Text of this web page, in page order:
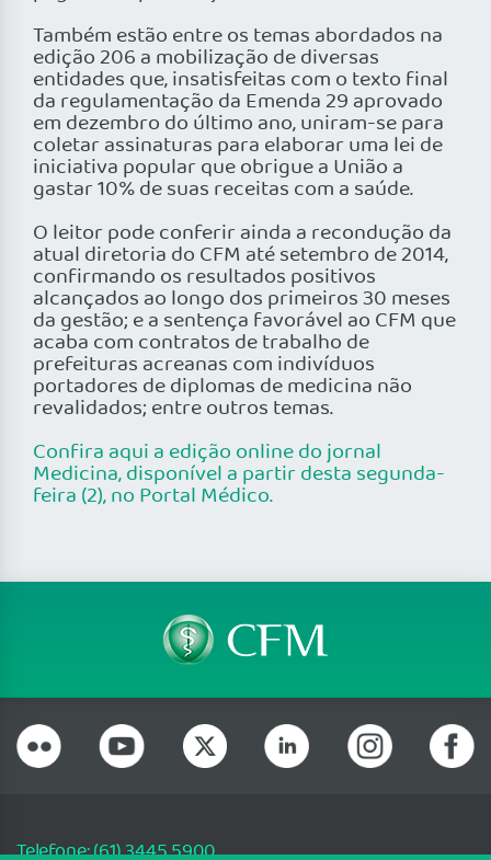
Também estão entre os temas abordados na
edição 206 a mobilização de diversas
entidades que, insatisfeitas com o texto final
da regulamentação da Emenda 29 aprovado
em dezembro do último ano, uniram-se para
coletar assinaturas para elaborar uma lei de
iniciativa popular que obrigue a União a
gastar 10% de suas receitas com a saúde.
O leitor pode conferir ainda a recondução da
atual diretoria do CFM até setembro de 2014,
confirmando os resultados positivos
alcançados ao longo dos primeiros 30 meses
da gestão; e a sentença favorável ao CFM que
acaba com contratos de trabalho de
prefeituras acreanas com indivíduos
portadores de diplomas de medicina não
revalidados; entre outros temas.
Confira aqui a edição online do jornal
Medicina, disponível a partir desta segunda-
feira (2), no Portal Médico.
Telefone: (61) 3445 5900